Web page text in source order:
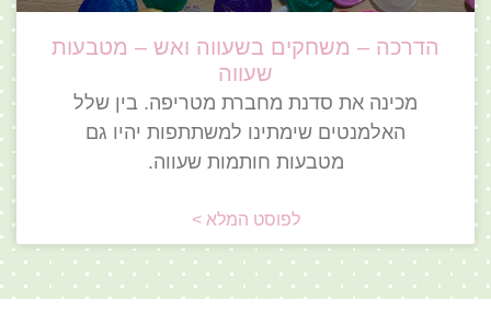
הדרכה – משחקים בשעווה ואש – מטבעות
שעווה
מכינה את סדנת מחברת מטריפה. בין שלל
האלמנטים שימתינו למשתתפות יהיו גם
מטבעות חותמות שעווה.
לפוסט המלא >